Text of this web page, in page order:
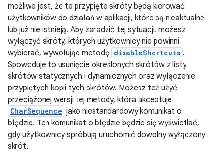
możliwe jest, że te przypięte skróty będą kierować
użytkowników do działań w aplikacji, które są nieaktualne
lub już nie istnieją. Aby zaradzić tej sytuacji, możesz
wyłączyć skróty, których użytkownicy nie powinni
wybierać, wywołując metodę disableShortcuts .
Spowoduje to usunięcie określonych skrótów z listy
skrótów statycznych i dynamicznych oraz wyłączenie
przypiętych kopii tych skrótów. Możesz też użyć
przeciążonej wersji tej metody, która akceptuje
CharSequence jako niestandardowy komunikat o
błędzie. Ten komunikat o błędzie będzie się wyświetlać,
gdy użytkownicy spróbują uruchomić dowolny wyłączony
skrót.